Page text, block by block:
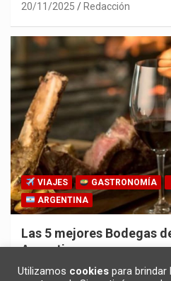
20/11/2025 Redacción
VIAJES GASTRONOMÍA
ARGENTINA
Las 5 mejores Bodegas
Argentina
30/10/2025 Redacción
Utilizamos cookies para brindar